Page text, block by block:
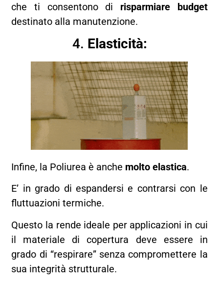
che ti consentono di risparmiare budget
destinato alla manutenzione.
4. Elasticità:
Infine, la Poliurea è anche molto elastica.
E’ in grado di espandersi e contrarsi con le
fluttuazioni termiche.
Questo la rende ideale per applicazioni in cui
il materiale di copertura deve essere in
grado di “respirare” senza compromettere la
sua integrità strutturale.